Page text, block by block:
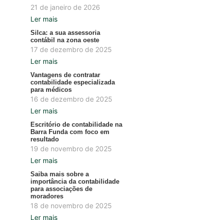
21 de janeiro de 2026
Ler mais
Silca: a sua assessoria
contábil na zona oeste
17 de dezembro de 2025
Ler mais
Vantagens de contratar
contabilidade especializada
para médicos
16 de dezembro de 2025
Ler mais
Escritório de contabilidade na
Barra Funda com foco em
resultado
19 de novembro de 2025
Ler mais
Saiba mais sobre a
importância da contabilidade
para associações de
moradores
18 de novembro de 2025
Ler mais